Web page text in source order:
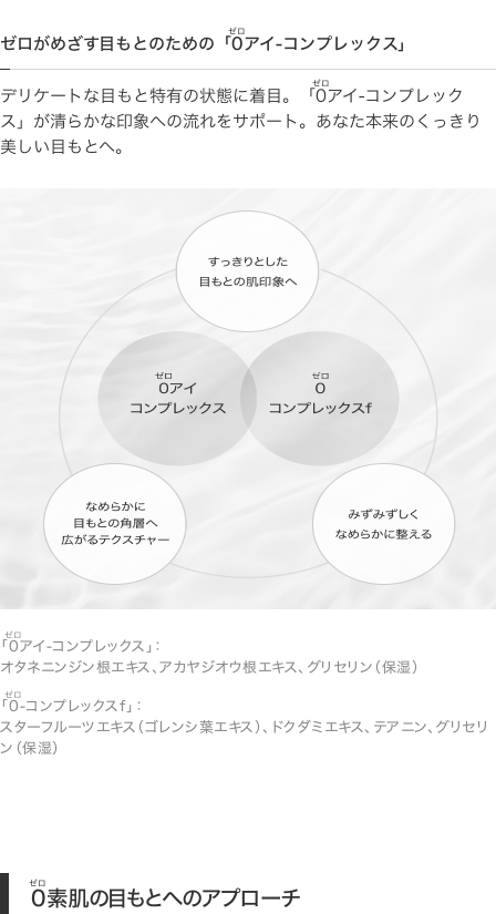
ゼロがめざす目もとのための「 0
ゼロ
アイ-コンプレックス」
デリケートな目もと特有の状態に着目。「0
ゼロ
アイ-コンプレック
ス」が清らかな印象への流れをサポート。あなた本来のくっきり
美しい目もとへ。
「 0
ゼロ
アイ-コンプレックス」：
オタネニンジン根エキス、アカヤジオウ根エキス、グリセリン（保湿）
「 0
ゼロ
-コンプレックスf」：
スターフルーツエキス（ゴレンシ葉エキス）、ドクダミエキス、テアニン、グリセリ
ン（保湿）
0
ゼロ
素肌の目もとへのアプローチ